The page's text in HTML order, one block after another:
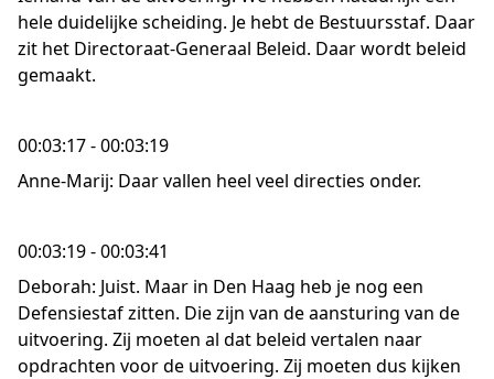
hele duidelijke scheiding. Je hebt de Bestuursstaf. Daar
zit het Directoraat-Generaal Beleid. Daar wordt beleid
gemaakt.
00:03:17 - 00:03:19
Anne-Marij: Daar vallen heel veel directies onder.
00:03:19 - 00:03:41
Deborah: Juist. Maar in Den Haag heb je nog een
Defensiestaf zitten. Die zijn van de aansturing van de
uitvoering. Zij moeten al dat beleid vertalen naar
opdrachten voor de uitvoering. Zij moeten dus kijken